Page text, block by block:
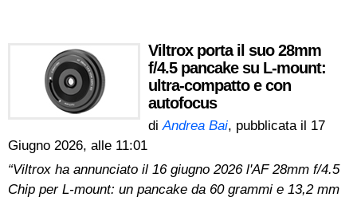
Viltrox porta il suo 28mm
f/4.5 pancake su L-mount:
ultra-compatto e con
autofocus
diAndrea Bai, pubblicata il 17
Giugno 2026, alle 11:01
“Viltrox ha annunciato il 16 giugno 2026 l'AF 28mm f/4.5
Chip per L-mount: un pancake da 60 grammi e 13,2 mm